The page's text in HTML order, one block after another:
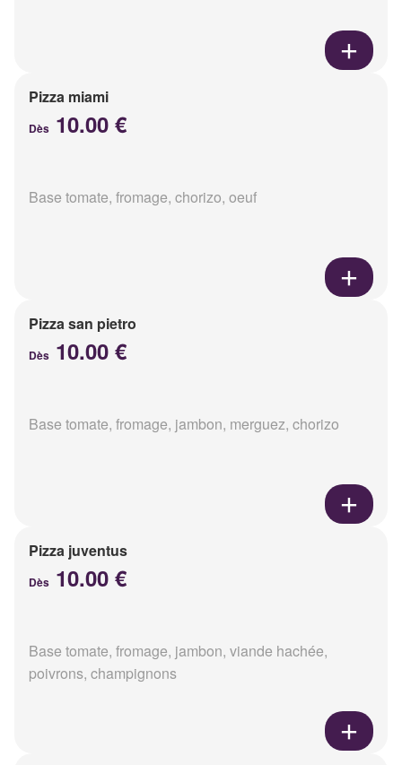
Pizza miami
Dès 10.00 €
Base tomate, fromage, chorizo, oeuf
Pizza san pietro
Dès 10.00 €
Base tomate, fromage, jambon, merguez, chorizo
Pizza juventus
Dès 10.00 €
Base tomate, fromage, jambon, viande hachée,
poivrons, champignons